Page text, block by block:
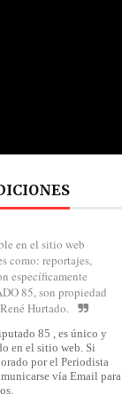
en el sitio web
como: reportajes,
específicamente
85, son propiedad
Hurtado.
85 , es único y
en el sitio web. Si
por el Periodista
vía Email para